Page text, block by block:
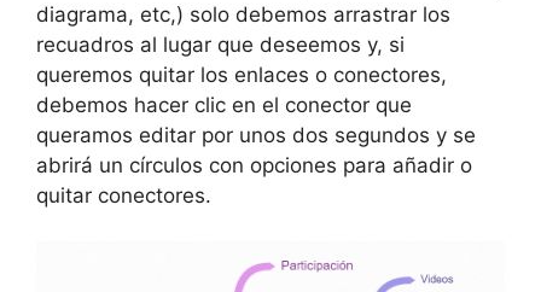
diagrama, etc,) solo debemos arrastrar los
recuadros al lugar que deseemos y, si
queremos quitar los enlaces o conectores,
debemos hacer clic en el conector que
queramos editar por unos dos segundos y se
abrirá un círculos con opciones para añadir o
quitar conectores.